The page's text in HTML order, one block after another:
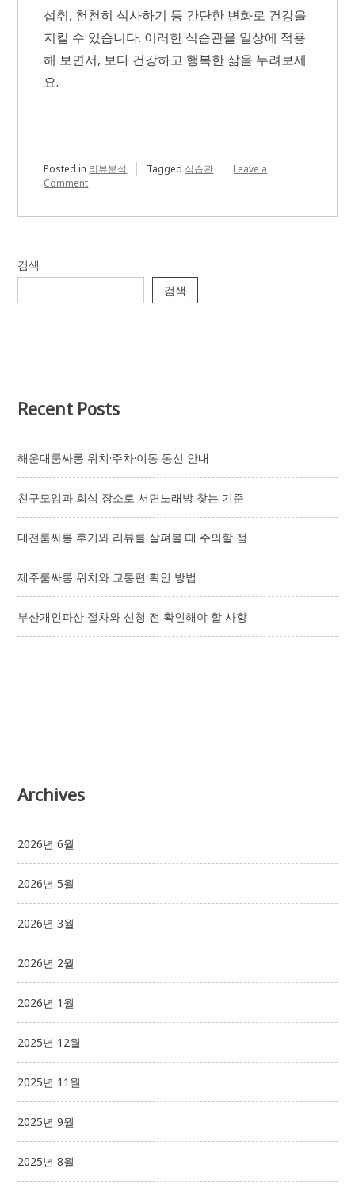
섭취, 천천히 식사하기 등 간단한 변화로 건강을
지킬 수 있습니다. 이러한 식습관을 일상에 적용
해 보면서, 보다 건강하고 행복한 삶을 누려보세
요.
Posted in 리뷰분석 Tagged 식습관
Leave a
Commenton
식
검색
검색
Recent Posts
해운대룸싸롱 위치·주차·이동 동선 안내
친구모임과 회식 장소로 서면노래방 찾는 기준
대전룸싸롱 후기와 리뷰를 살펴볼 때 주의할 점
제주룸싸롱 위치와 교통편 확인 방법
부산개인파산 절차와 신청 전 확인해야 할 사항
Archives
2026년 6월
2026년 5월
2026년 3월
2026년 2월
2026년 1월
2025년 12월
2025년 11월
2025년 9월
2025년 8월